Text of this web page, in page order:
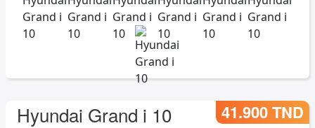
Hyundai Grand i 10 41.900 TND